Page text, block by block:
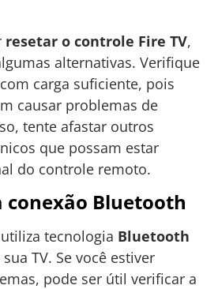
resetar o controle Fire TV,
alternativas. Verifique
carga suficiente, pois
causar problemas de
tente afastar outros
que possam estar
do controle remoto.
conexão Bluetooth
tecnologia Bluetooth
TV. Se você estiver
pode ser útil verificar a